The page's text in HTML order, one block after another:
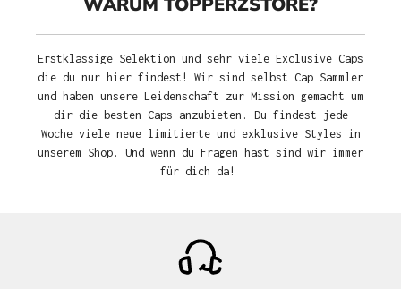
Erstklassige Selektion und sehr viele Exclusive Caps
die du nur hier findest! Wir sind selbst Cap Sammler
und haben unsere Leidenschaft zur Mission gemacht um
dir die besten Caps anzubieten. Du findest jede
Woche viele neue limitierte und exklusive Styles in
unserem Shop. Und wenn du Fragen hast sind wir immer
für dich da!